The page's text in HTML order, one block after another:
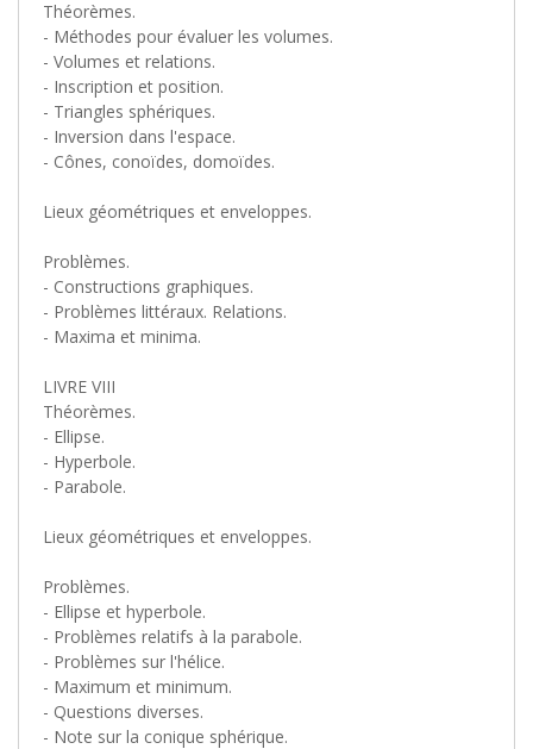
Théorèmes.
- Méthodes pour évaluer les volumes.
- Volumes et relations.
- Inscription et position.
- Triangles sphériques.
- Inversion dans l'espace.
- Cônes, conoïdes, domoïdes.
Lieux géométriques et enveloppes.
Problèmes.
- Constructions graphiques.
- Problèmes littéraux. Relations.
- Maxima et minima.
LIVRE VIII
Théorèmes.
- Ellipse.
- Hyperbole.
- Parabole.
Lieux géométriques et enveloppes.
Problèmes.
- Ellipse et hyperbole.
- Problèmes relatifs à la parabole.
- Problèmes sur l'hélice.
- Maximum et minimum.
- Questions diverses.
- Note sur la conique sphérique.